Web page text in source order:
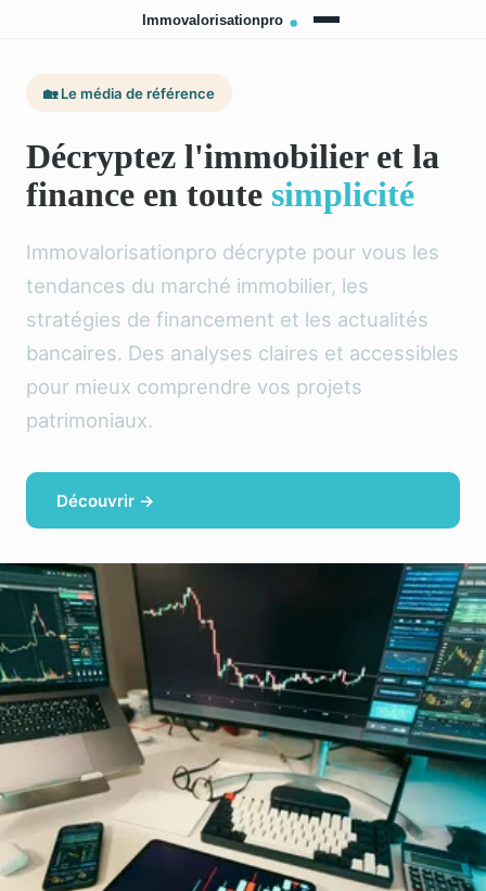
🏡 Le média de référence
Décryptez l'immobilier et la
finance en toute simplicité
Immovalorisationpro décrypte pour vous les
tendances du marché immobilier, les
stratégies de financement et les actualités
bancaires. Des analyses claires et accessibles
pour mieux comprendre vos projets
patrimoniaux.
Découvrir →